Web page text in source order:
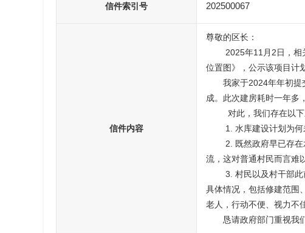
信件索引号 202500067
信件内容
尊敬的区长：
位置图》，公示该项目计
成。此次建房耗时一年多
流，这对普通村民而言难
具体情况，包括修建范围
老人，行动不便、视力不
恳请政府部门